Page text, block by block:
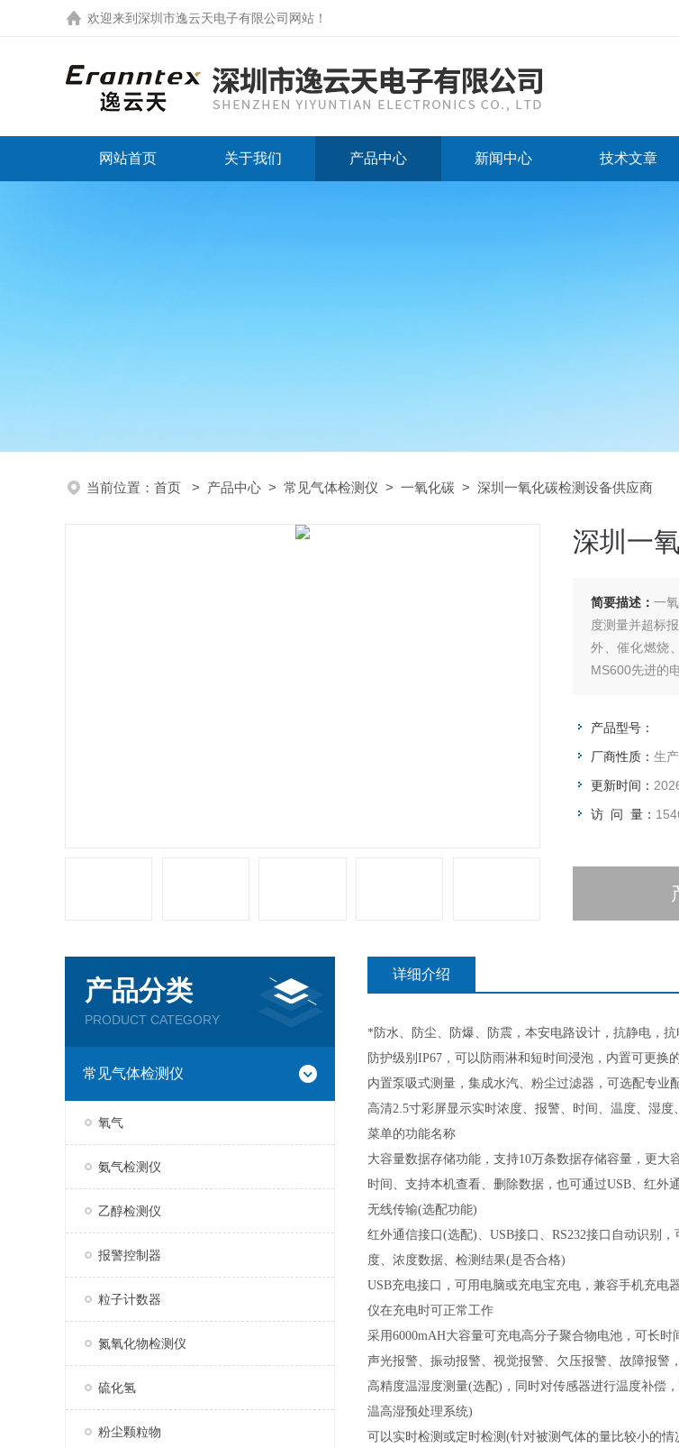
欢迎来到 深圳市逸云天电子有限公司网站 ！
网站首页 关于我们 产品中心 新闻中心 技术文章
当前位置： 首页 > 产品中心 > 常见气体检测仪 > 一氧化碳 > 深圳一氧化碳检测设备供应商
深圳一
简要描述： 一
度测量并超标
外、催化燃烧
MS600先进的
产品型号：
厂商性质： 生
更新时间：
访 问 量：
产品分类
PRODUCT CATEGORY
常见气体检测仪
氧气
氨气检测仪
乙醇检测仪
报警控制器
粒子计数器
氮氧化物检测仪
硫化氢
粉尘颗粒物
详细介绍
*防水、防尘、防爆、防震，本安电路设计，抗静电，
防护级别IP67，可以防雨淋和短时间浸泡，内置可更
内置泵吸式测量，集成水汽、粉尘过滤器，可选配专业
高清2.5寸彩屏显示实时浓度、报警、时间、温度、湿
菜单的功能名称
大容量数据存储功能，支持10万条数据存储容量，更
时间、支持本机查看、删除数据，也可通过USB、红外
无线传输(选配功能)
红外通信接口(选配)、USB接口、RS232接口自动识别
度、浓度数据、检测结果(是否合格)
USB充电接口，可用电脑或充电宝充电，兼容手机充电
仪在充电时可正常工作
采用6000mAH大容量可充电高分子聚合物电池，可长时
声光报警、振动报警、视觉报警、欠压报警、故障报警
高精度温湿度测量(选配)，同时对传感器进行温度补偿
温高湿预处理系统)
可以实时检测或定时检测(针对被测气体的量比较小的情